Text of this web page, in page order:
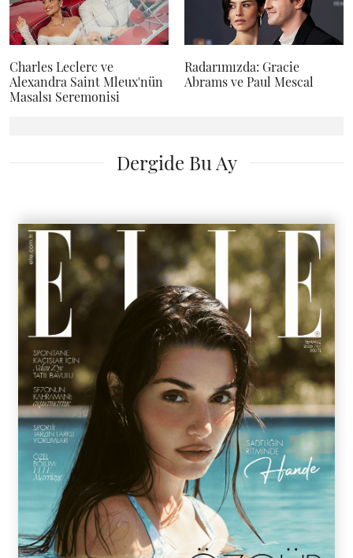
Charles Leclerc ve
Alexandra Saint Mleux'nün
Masalsı Seremonisi
Radarımızda: Gracie
Abrams ve Paul Mescal
Dergide Bu Ay